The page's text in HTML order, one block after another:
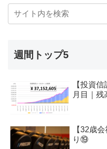
週間トップ5
【投資
月目｜残
【32歳
り⑲